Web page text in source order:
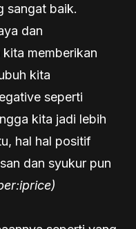
sangat baik.
dan
memberikan
kita
seperti
kita jadi lebih
hal hal positif
dan syukur pun